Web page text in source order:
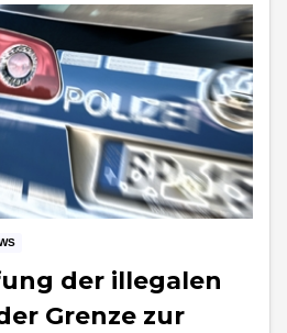
der illegalen
Grenze zur